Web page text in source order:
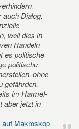
auch Dialog.
weil dies in
Handeln
es politische
politische
ohne
gefährden.
im Harmel-
aber jetzt in
auf Makroskop